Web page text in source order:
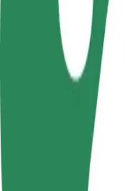
Dworzec tymczasowy Olsztyn
Szpital MSWiA
კომფორტი და სიმარტივე შენს
სანდო მგზავრობები
მგზავრობის სავარაუდო დრო